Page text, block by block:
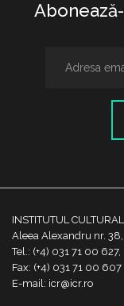
INSTITUTUL
Aleea Alexandru nr.
Tel.: (+4) 031 71 00
Fax: (+4) 031 71 00 607
E-mail: icr@icr.ro